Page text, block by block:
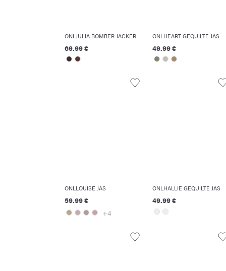
ONLJULIA BOMBER JACKER
69.99 €
ONLHEART GEQUILTE JAS
49.99 €
ONLLOUISE JAS
59.99 €
+4
ONLHALLIE GEQUILTE JAS
49.99 €